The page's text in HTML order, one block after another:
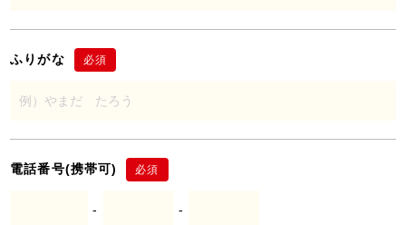
ふりがな 必須
電話番号(携帯可) 必須
- -